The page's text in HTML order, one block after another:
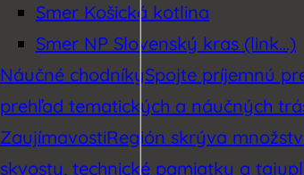
Smer Košická kotlina
Smer NP Slovenský kras (link…)
Náučné chodníkySpojte príjemnú
prehľad tematických a náučných
ZaujímavostiRegión skrýva
skvosty, technické pamiatky a